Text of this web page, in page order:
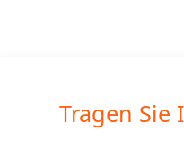
Tragen